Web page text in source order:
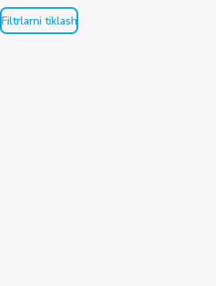
Filtrlarni tiklash